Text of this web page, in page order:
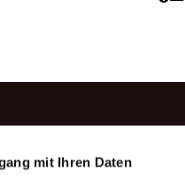
mit Ihren Daten